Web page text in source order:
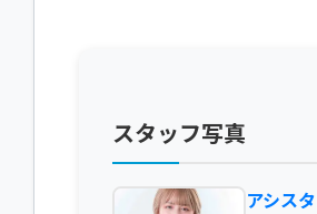
スタッフ写真
アシス